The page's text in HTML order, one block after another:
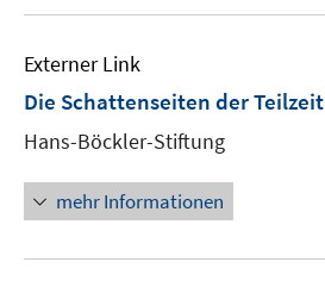
Externer Link
Die Schattenseiten der Teilzeit
Hans-Böckler-Stiftung
mehr Informationen